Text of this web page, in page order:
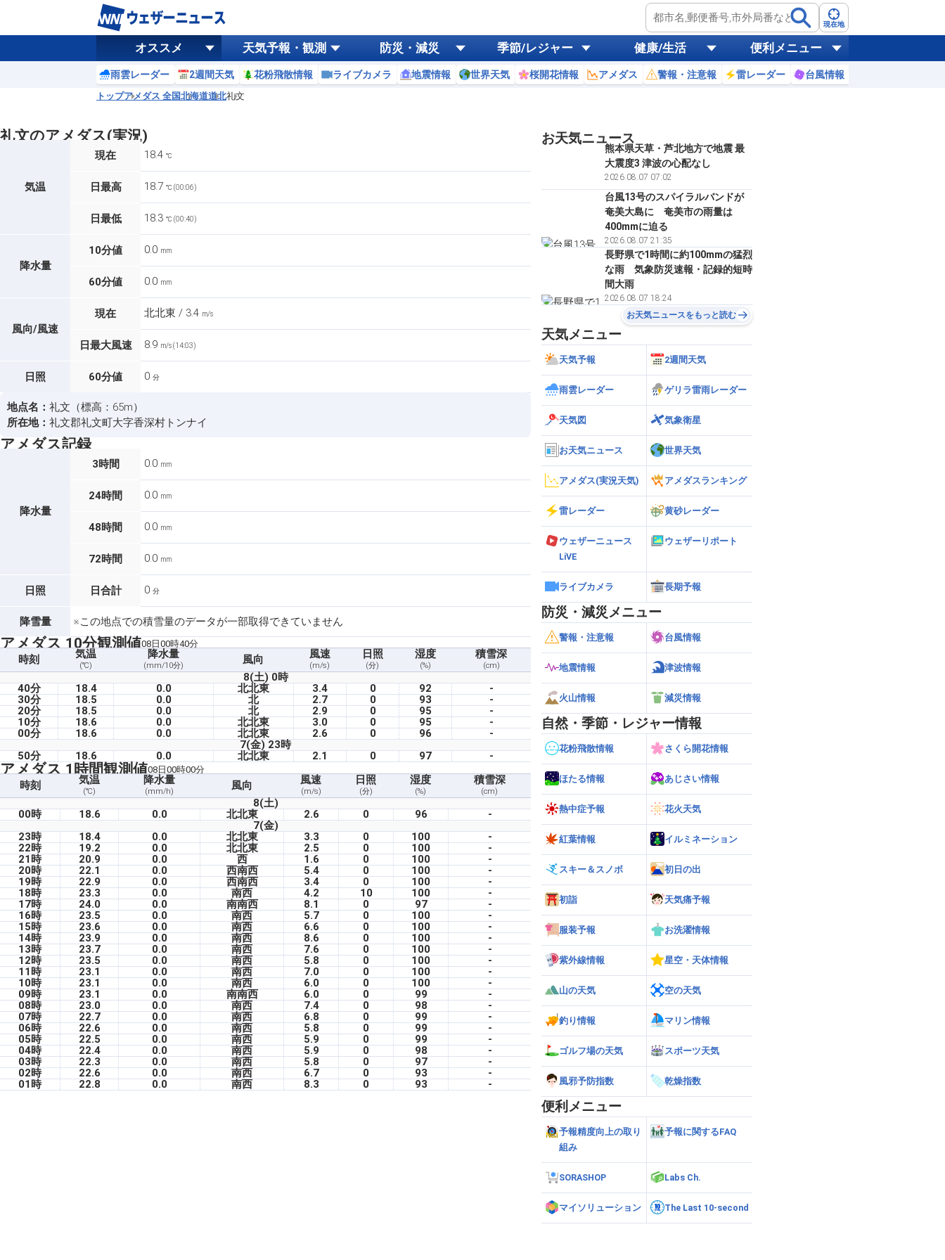
現在地
オススメ 天気予報・観測 防災・減災 季節/レジャー 健康/生活 便利メニュー
雨雲レーダー 2週間天気 花粉飛散情報 ライブカメラ 地震情報 世界天気 桜開花情報 アメダス 警報・注意報 雷レーダー 台風情報
トップアメダス 全国北海道道北礼文
礼文のアメダス(実況)
気温
現在 18.4 ℃
日最高 18.7 ℃ (00:06)
日最低 18.3 ℃ (00:40)
降水量
10分値 0.0 mm
60分値 0.0 mm
風向/風速
現在 北北東 / 3.4 m/s
日最大風速 8.9 m/s (14:03)
日照 60分値 0 分
地点名： 礼文（標高：65m）
所在地： 礼文郡礼文町大字香深村トンナイ
アメダス記録
降水量
3時間 0.0 mm
24時間 0.0 mm
48時間 0.0 mm
72時間 0.0 mm
日照 日合計 0 分
降雪量 ※この地点での積雪量のデータが一部取得できていません
アメダス 10分観測値08日00時40分
時刻 気温
(℃)
降水量
(mm/10分) 風向 風速
(m/s)
日照
(分)
湿度
(%)
積雪深
(cm)
8(土) 0時
40分
18.4 0.0 北北東 3.4 0 92
-
30分
18.5 0.0 北 2.7 0 93
-
20分
18.5 0.0 北 2.9 0 95
-
10分
18.6 0.0 北北東 3.0 0 95
-
00分
18.6 0.0 北北東 2.6 0 96
-
7(金) 23時
50分
18.6 0.0 北北東 2.1 0 97 -
アメダス 1時間観測値08日00時00分
時刻 気温
(℃)
降水量
(mm/h) 風向 風速
(m/s)
日照
(分)
湿度
(%)
積雪深
(cm)
8(土)
00時
18.6 0.0 北北東 2.6 0 96
-
7(金)
23時
18.4 0.0 北北東 3.3 0 100
-
22時
19.2 0.0 北北東 2.5 0 100
-
21時
20.9 0.0 西 1.6 0 100
-
20時
22.1 0.0 西南西 5.4 0 100
-
19時
22.9 0.0 西南西 3.4 0 100
-
18時
23.3 0.0 南西 4.2 10 100
-
17時
24.0 0.0 南南西 8.1 0 97
-
16時
23.5 0.0 南西 5.7 0 100
-
15時
23.6 0.0 南西 6.6 0 100
-
14時
23.9 0.0 南西 8.6 0 100
-
13時
23.7 0.0 南西 7.6 0 100
-
12時
23.5 0.0 南西 5.8 0 100
-
11時
23.1 0.0 南西 7.0 0 100
-
10時
23.1 0.0 南西 6.0 0 100
-
09時
23.1 0.0 南南西 6.0 0 99
-
08時
23.0 0.0 南西 7.4 0 98
-
07時
22.7 0.0 南西 6.8 0 99
-
06時
22.6 0.0 南西 5.8 0 99
-
05時
22.5 0.0 南西 5.9 0 99
-
04時
22.4 0.0 南西 5.9 0 98
-
03時
22.3 0.0 南西 5.8 0 97
-
02時
22.6 0.0 南西 6.7 0 93
-
01時
22.8 0.0 南西 8.3 0 93 -
お天気ニュース
熊本県天草・芦北地方で地震 最
大震度3 津波の心配なし
2026.08.07 07:02
台風13号のスパイラルバンドが
奄美大島に 奄美市の雨量は
400mmに迫る
2026.08.07 21:35
長野県で1時間に約100mmの猛烈
な雨 気象防災速報・記録的短時
間大雨
2026.08.07 18:24
お天気ニュースをもっと読む
天気メニュー
天気予報 2週間天気
雨雲レーダー ゲリラ雷雨レーダー
天気図 気象衛星
お天気ニュース 世界天気
アメダス(実況天気) アメダスランキング
雷レーダー 黄砂レーダー
ウェザーニュース
LiVE
ウェザーリポート
ライブカメラ 長期予報
防災・減災メニュー
警報・注意報 台風情報
地震情報 津波情報
火山情報 減災情報
自然・季節・レジャー情報
花粉飛散情報 さくら開花情報
ほたる情報 あじさい情報
熱中症予報 花火天気
紅葉情報 イルミネーション
スキー＆スノボ 初日の出
初詣 天気痛予報
服装予報 お洗濯情報
紫外線情報 星空・天体情報
山の天気 空の天気
釣り情報 マリン情報
ゴルフ場の天気 スポーツ天気
風邪予防指数 乾燥指数
便利メニュー
予報精度向上の取り
組み
予報に関するFAQ
SORASHOP Labs Ch.
マイソリューション The Last 10-second